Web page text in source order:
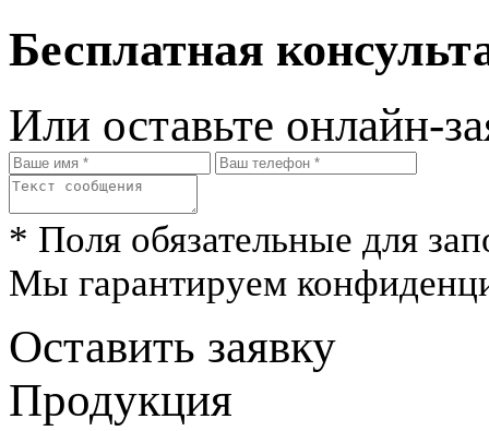
Бесплатная
Или оставьте онлайн-
* Поля обязательные для
Мы гарантируем
Оставить заявку
Продукция